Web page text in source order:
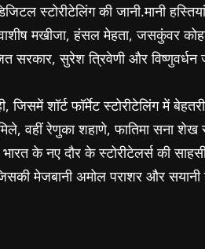
स्टोरीटेलिंग की जानी.मानी
मखीजा, हंसल मेहता, जसकुंवर
सरकार, सुरेश त्रिवेणी और
शॉर्ट फॉर्मेट स्टोरीटेलिंग में
वहीं रेणुका शहाणे, फातिमा सना
के नए दौर के स्टोरीटेलर्स की
मेजबानी अमोल पराशर और सयानी